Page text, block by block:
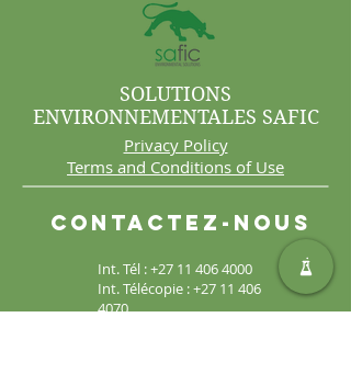
Int. Tél :+27 11 406 4000
Int. Télécopie :+27 11 406
4070
Contactez-nous
SOLUTIONS
ENVIRONNEMENTALES SAFIC
Privacy Policy
Terms and Conditions of Use